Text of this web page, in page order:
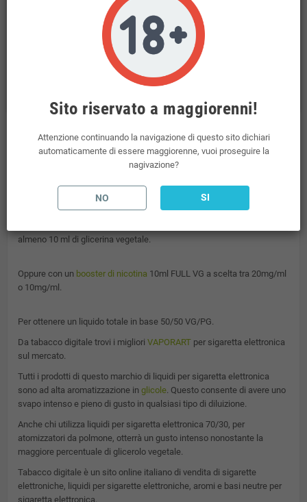
Transazioni sicure tramite il Pos Virtuale di NEXI
Politiche per le spedizioni
Spedizioni incluse per ordini superiori a 69€
Politiche per i resi
Il Diritto di Recesso è regolato dal D. Lgs n. 206/2005
Descrizione
Vaporart Mango Ice Minishot 10+10
Gusto: mango ghiacciato
almeno 10 ml di glicerina vegetale.
Oppure con un booster di nicotina 10ml FULL VG a scelta tra 20mg/ml
o 10mg/ml.
Per ottenere un liquido totale in base 50/50 VG/PG.
Da tabacco digitale trovi i migliori VAPORART per sigaretta elettronica
sul mercato.
Tutti i prodotti di questo marchio di liquidi per sigaretta elettronica
sono ad alta aromatizzazione in glicole. Questo consente di avere uno
svapo intenso e pieno di gusto in qualsiasi tipo di diluizione.
Anche chi utilizza liquidi per sigaretta elettronica 70/30, per
atomizzatori da polmone, otterrà un gusto intenso nonostante la
maggiore percentuale di glicerolo vegetale.
Tabacco digitale è un sito online italiano di vendita di sigarette
elettroniche, liquidi per sigarette elettroniche, aromi e basi neutre per
sigaretta elettronica.
Sito riservato a maggiorenni!
Attenzione continuando la navigazione di questo sito dichiari
automaticamente di essere maggiorenne, vuoi proseguire la
nagivazione?
NO SI